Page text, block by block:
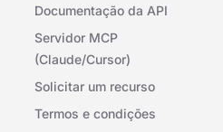
Documentação da API
Servidor MCP
(Claude/Cursor)
Solicitar um recurso
Termos e condições